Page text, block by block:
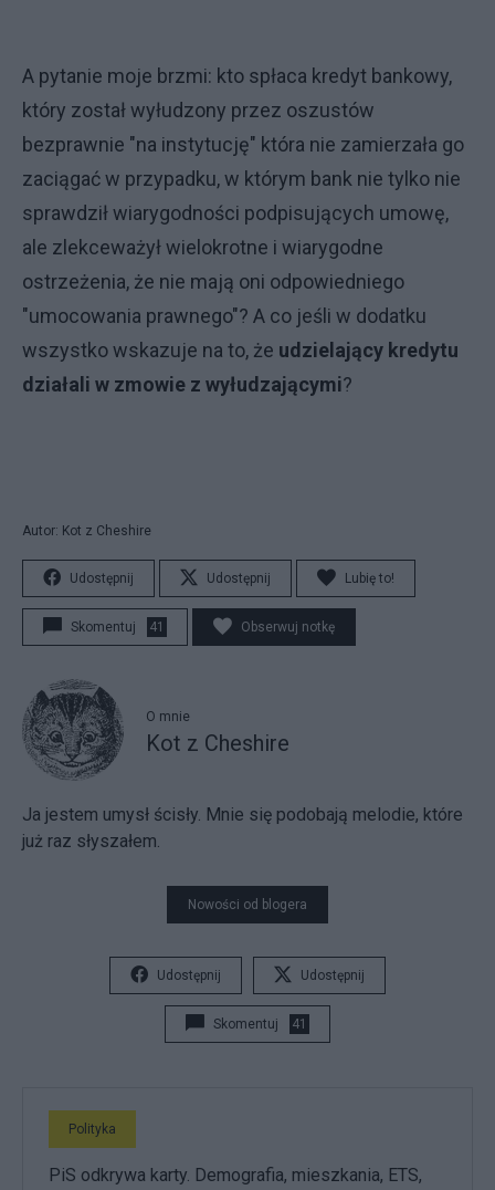
A pytanie moje brzmi: kto spłaca kredyt bankowy,
który został wyłudzony przez oszustów
bezprawnie "na instytucję" która nie zamierzała go
zaciągać w przypadku, w którym bank nie tylko nie
sprawdził wiarygodności podpisujących umowę,
ale zlekceważył wielokrotne i wiarygodne
ostrzeżenia, że nie mają oni odpowiedniego
"umocowania prawnego"? A co jeśli w dodatku
wszystko wskazuje na to, że udzielający kredytu
działali w zmowie z wyłudzającymi?
Autor: Kot z Cheshire
Udostępnij Udostępnij Lubię to!
Skomentuj 41 Obserwuj notkę
O mnie
Kot z Cheshire
Ja jestem umysł ścisły. Mnie się podobają melodie, które
już raz słyszałem.
Nowości od blogera
Udostępnij Udostępnij
Skomentuj 41
Polityka
PiS odkrywa karty. Demografia, mieszkania, ETS,